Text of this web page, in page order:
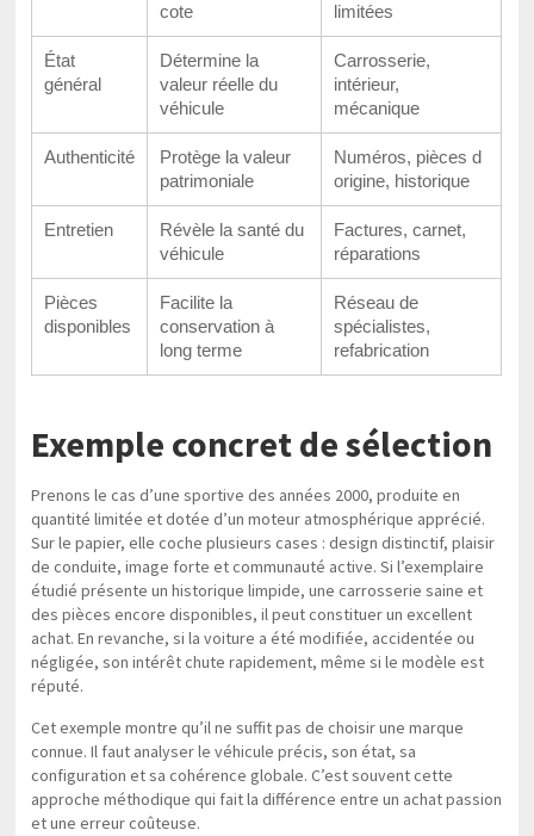
cote
limitées
État
général
Détermine la
valeur réelle du
véhicule
Carrosserie,
intérieur,
mécanique
Authenticité
Protège la valeur
patrimoniale
Numéros, pièces d
origine, historique
Entretien
Révèle la santé du
véhicule
Factures, carnet,
réparations
Pièces
disponibles
Facilite la
conservation à
long terme
Réseau de
spécialistes,
refabrication
Exemple concret de sélection
Prenons le cas d’une sportive des années 2000, produite en
quantité limitée et dotée d’un moteur atmosphérique apprécié.
Sur le papier, elle coche plusieurs cases : design distinctif, plaisir
de conduite, image forte et communauté active. Si l’exemplaire
étudié présente un historique limpide, une carrosserie saine et
des pièces encore disponibles, il peut constituer un excellent
achat. En revanche, si la voiture a été modifiée, accidentée ou
négligée, son intérêt chute rapidement, même si le modèle est
réputé.
Cet exemple montre qu’il ne suffit pas de choisir une marque
connue. Il faut analyser le véhicule précis, son état, sa
configuration et sa cohérence globale. C’est souvent cette
approche méthodique qui fait la différence entre un achat passion
et une erreur coûteuse.